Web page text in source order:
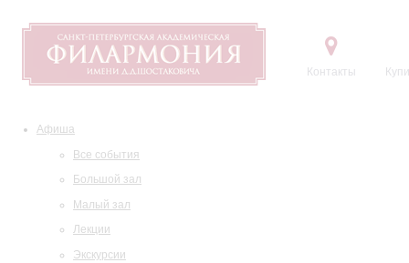
Контакты
Афиша
Все события
Большой зал
Малый зал
Лекции
Экскурсии